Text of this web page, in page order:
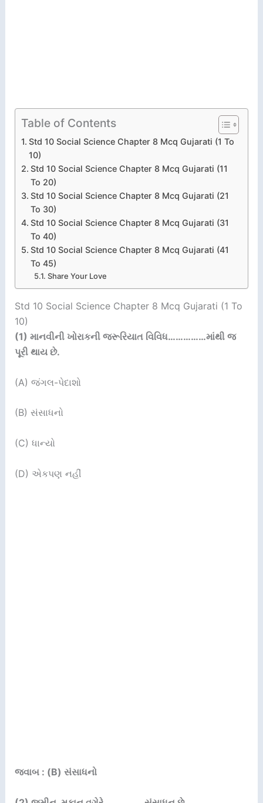
Table of Contents
Std 10 Social Science Chapter 8 Mcq Gujarati (1 To
10)
Std 10 Social Science Chapter 8 Mcq Gujarati (11
To 20)
Std 10 Social Science Chapter 8 Mcq Gujarati (21
To 30)
Std 10 Social Science Chapter 8 Mcq Gujarati (31
To 40)
Std 10 Social Science Chapter 8 Mcq Gujarati (41
To 45)
Share Your Love
Std 10 Social Science Chapter 8 Mcq Gujarati (1 To
10)
(1) માનવીની ખોરાકની જરૂરિયાત વિવિધ……………માંથી જ
પૂરી થાય છે.
(A) જંગલ-પેદાશો
(B) સંસાધનો
(C) ધાન્યો
(D) એકપણ નહીં
જવાબ : (B) સંસાધનો